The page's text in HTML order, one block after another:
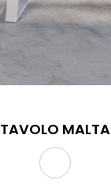
TAVOLO MALTA